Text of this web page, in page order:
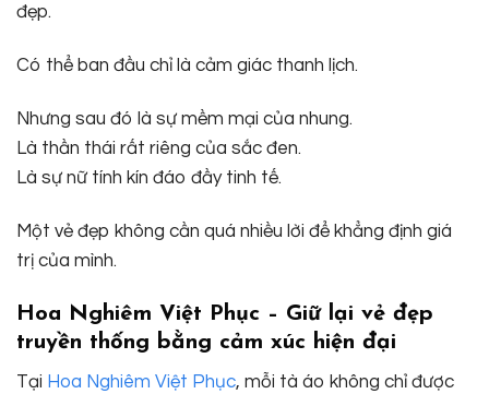
đẹp.
Có thể ban đầu chỉ là cảm giác thanh lịch.
Nhưng sau đó là sự mềm mại của nhung.
Là thần thái rất riêng của sắc đen.
Là sự nữ tính kín đáo đầy tinh tế.
Một vẻ đẹp không cần quá nhiều lời để khẳng định giá
trị của mình.
Hoa Nghiêm Việt Phục – Giữ lại vẻ đẹp
truyền thống bằng cảm xúc hiện đại
Tại Hoa Nghiêm Việt Phục, mỗi tà áo không chỉ được